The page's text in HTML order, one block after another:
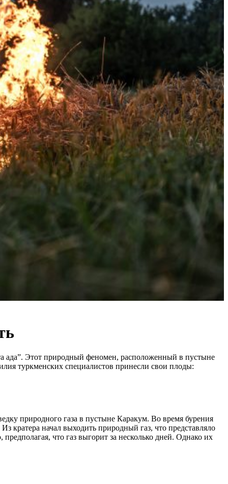
ада”. Этот природный феномен, расположенный в пустыне
туркменских специалистов принесли свои плоды:
природного газа в пустыне Каракум. Во время бурения
кратера начал выходить природный газ, что представляло
что газ выгорит за несколько дней. Однако их